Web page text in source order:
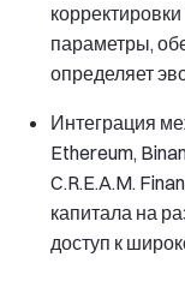
параметры,
определяет
Интеграция
Ethereum,
C.R.E.A.M.
капитала на
доступ к